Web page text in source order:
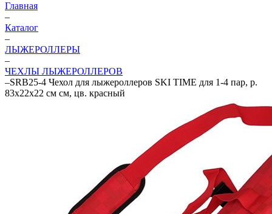
Главная
–
Каталог
–
ЛЫЖЕРОЛЛЕРЫ
–
ЧЕХЛЫ ЛЫЖЕРОЛЛЕРОВ
–SRB25-4 Чехол для лыжероллеров SKI TIME для 1-4 пар, р.
83х22х22 см см, цв. красный